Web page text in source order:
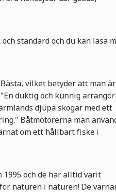
standard och du kan läsa
vilket betyder att man är
duktig och kunnig arrangör
djupa skogar med ett
Båtmotorerna man
om ett hållbart fiske i
1995 och de har alltid varit
naturen i naturen! De